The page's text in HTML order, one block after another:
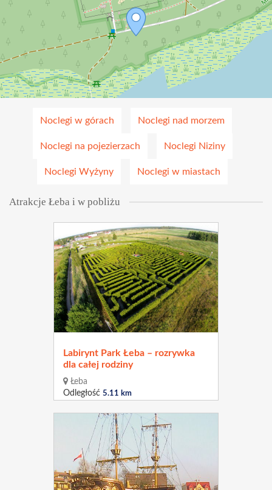
Noclegi w górach Noclegi nad morzem
Noclegi na pojezierzach Noclegi Niziny
Noclegi Wyżyny Noclegi w miastach
Atrakcje Łeba i w pobliżu
Labirynt Park Łeba – rozrywka
dla całej rodziny
Łeba
Odległość 5.11 km